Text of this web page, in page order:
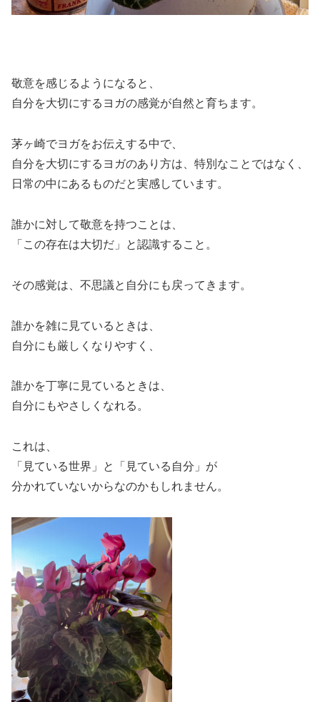
敬意を感じるようになると、
自分を大切にするヨガの感覚が自然と育ちます。
茅ヶ崎でヨガをお伝えする中で、
自分を大切にするヨガのあり方は、特別なことではなく、
日常の中にあるものだと実感しています。
誰かに対して敬意を持つことは、
「この存在は大切だ」と認識すること。
その感覚は、不思議と自分にも戻ってきます。
誰かを雑に見ているときは、
自分にも厳しくなりやすく、
誰かを丁寧に見ているときは、
自分にもやさしくなれる。
これは、
「見ている世界」と「見ている自分」が
分かれていないからなのかもしれません。